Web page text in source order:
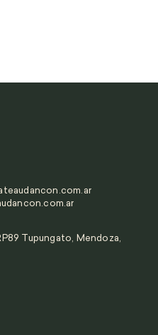
Tupungato, Mendoza,